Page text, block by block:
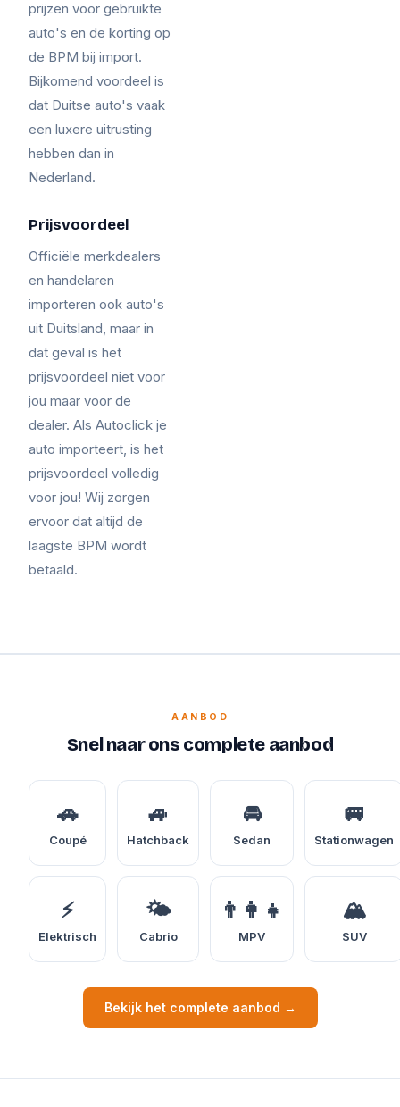
prijzen voor gebruikte
auto's en de korting op
de BPM bij import.
Bijkomend voordeel is
dat Duitse auto's vaak
een luxere uitrusting
hebben dan in
Nederland.
Prijsvoordeel
Officiële merkdealers
en handelaren
importeren ook auto's
uit Duitsland, maar in
dat geval is het
prijsvoordeel niet voor
jou maar voor de
dealer. Als Autoclick je
auto importeert, is het
prijsvoordeel volledig
voor jou! Wij zorgen
ervoor dat altijd de
laagste BPM wordt
betaald.
AANBOD
Snel naar ons complete aanbod
🚗
Coupé
🚙
Hatchback
🚘
Sedan
🚐
Stationwagen
⚡
Elektrisch
🌤️
Cabrio
👨‍👩‍👧
MPV
🏔️
SUV
Bekijk het complete aanbod →